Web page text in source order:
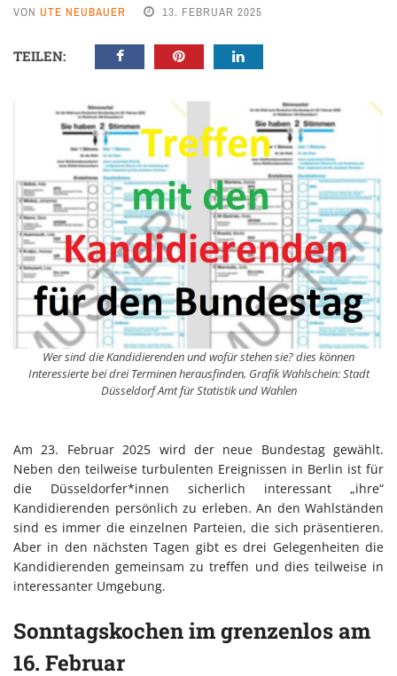
VON UTE NEUBAUER 13. FEBRUAR 2025
TEILEN:
Wer sind die Kandidierenden und wofür stehen sie? dies können
Interessierte bei drei Terminen herausfinden, Grafik Wahlschein: Stadt
Düsseldorf Amt für Statistik und Wahlen
Am 23. Februar 2025 wird der neue Bundestag gewählt.
Neben den teilweise turbulenten Ereignissen in Berlin ist für
die Düsseldorfer*innen sicherlich interessant „ihre“
Kandidierenden persönlich zu erleben. An den Wahlständen
sind es immer die einzelnen Parteien, die sich präsentieren.
Aber in den nächsten Tagen gibt es drei Gelegenheiten die
Kandidierenden gemeinsam zu treffen und dies teilweise in
interessanter Umgebung.
Sonntagskochen im grenzenlos am
16. Februar